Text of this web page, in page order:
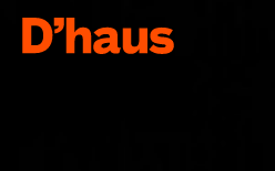
Zum Hauptinhalt springen